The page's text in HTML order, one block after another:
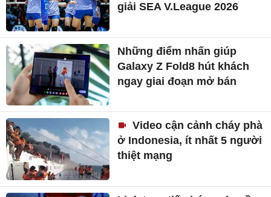
giải SEA V.League 2026
Những điểm nhấn giúp
Galaxy Z Fold8 hút khách
ngay giai đoạn mở bán
Video cận cảnh cháy phà
ở Indonesia, ít nhất 5 người
thiệt mạng